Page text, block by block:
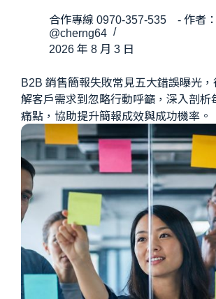
合作專線 0970-357-535 - 作者：
@cherng64
2026 年 8 月 3 日
B2B 銷售簡報失敗常見五大錯誤曝光，
解客戶需求到忽略行動呼籲，深入剖析
痛點，協助提升簡報成效與成功機率。